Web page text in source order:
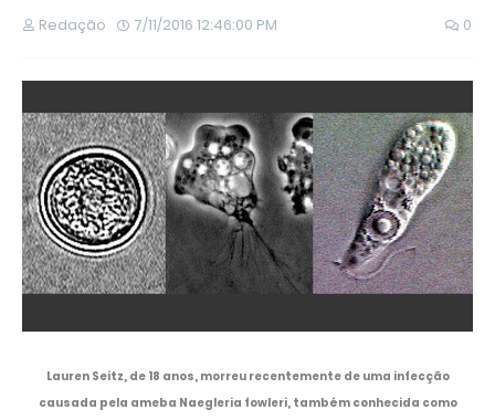
Redação 7/11/2016 12:46:00 PM 0
Lauren Seitz, de 18 anos, morreu recentemente de uma infecção
causada pela ameba Naegleria fowleri, também conhecida como